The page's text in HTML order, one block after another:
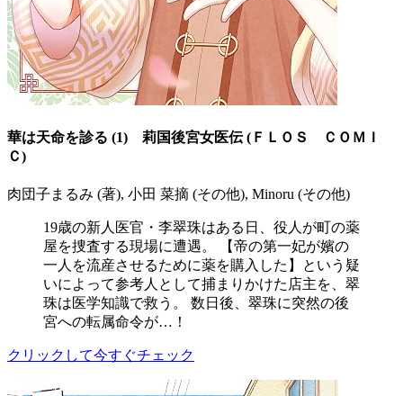
華は天命を診る (1) 莉国後宮女医伝 (ＦＬＯＳ ＣＯＭＩ
Ｃ)
肉団子まるみ (著), 小田 菜摘 (その他), Minoru (その他)
19歳の新人医官・李翠珠はある日、役人が町の薬
屋を捜査する現場に遭遇。 【帝の第一妃が嬪の
一人を流産させるために薬を購入した】という疑
いによって参考人として捕まりかけた店主を、翠
珠は医学知識で救う。 数日後、翠珠に突然の後
宮への転属命令が…！
クリックして今すぐチェック